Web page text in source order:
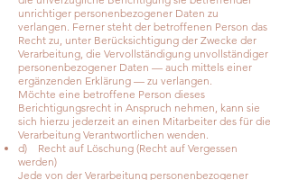
unrichtiger personenbezogener Daten zu
verlangen. Ferner steht der betroffenen Person das
Recht zu, unter Berücksichtigung der Zwecke der
Verarbeitung, die Vervollständigung unvollständiger
personenbezogener Daten — auch mittels einer
ergänzenden Erklärung — zu verlangen.
Möchte eine betroffene Person dieses
Berichtigungsrecht in Anspruch nehmen, kann sie
sich hierzu jederzeit an einen Mitarbeiter des für die
Verarbeitung Verantwortlichen wenden.
d) Recht auf Löschung (Recht auf Vergessen
werden)
Jede von der Verarbeitung personenbezogener